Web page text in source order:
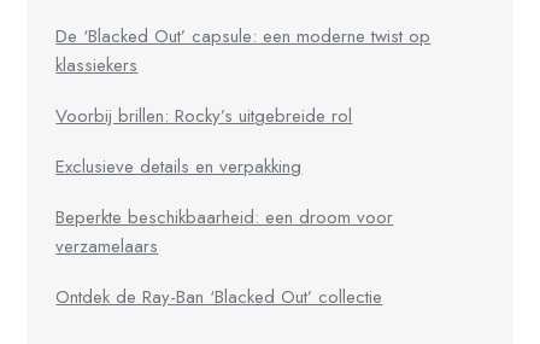
De ‘Blacked Out’ capsule: een moderne twist op
klassiekers
Voorbij brillen: Rocky’s uitgebreide rol
Exclusieve details en verpakking
Beperkte beschikbaarheid: een droom voor
verzamelaars
Ontdek de Ray-Ban ‘Blacked Out’ collectie